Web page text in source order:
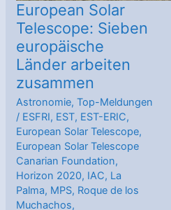
European Solar
Telescope: Sieben
europäische
Länder arbeiten
zusammen
Astronomie,Top-Meldungen
/ ESFRI, EST, EST-ERIC,
European Solar Telescope,
European Solar Telescope
Canarian Foundation,
Horizon 2020, IAC, La
Palma, MPS, Roque de los
Muchachos,